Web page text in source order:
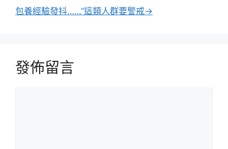
包養經驗發抖……”這類人群要警戒→
發佈留言